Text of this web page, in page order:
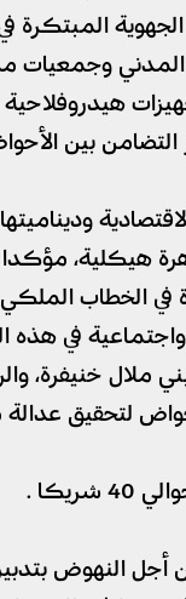
المدني وجمعيات
بين
هيكلية، مؤكدا
في 14 أكتوبر
في هذه
ملال خنيفرة،
لتحقيق
بتدبير